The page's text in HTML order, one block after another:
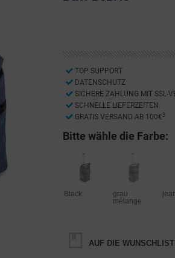
TOP SUPPORT
DATENSCHUTZ
SICHERE ZAHLUNG MIT SSL-
SCHNELLE LIEFERZEITEN
GRATIS VERSAND AB 100€ 3
Bitte wähle die Farbe:
Black
grau
mélange
AUF DIE